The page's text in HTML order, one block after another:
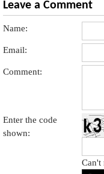
Leave a Comment
Name:
Email:
Comment:
Enter the code
shown:
Can't